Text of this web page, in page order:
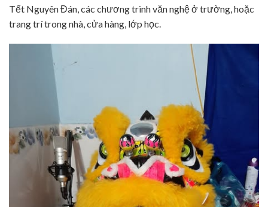
Tết Nguyên Đán, các chương trình văn nghệ ở trường, hoặc
trang trí trong nhà, cửa hàng, lớp học.